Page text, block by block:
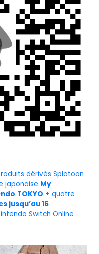
dérivés Splatoon
japonaise My
TOKYO + quatre
jusqu’au 16
Switch Online